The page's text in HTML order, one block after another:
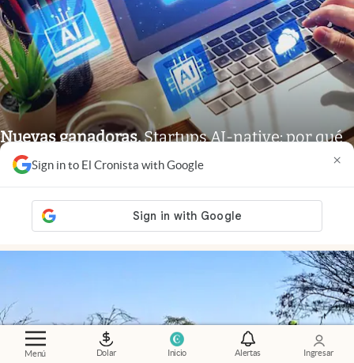
Menú Dolar Inicio Alertas Ingresar
Sign in to El Cronista with Google ×
Nuevas ganadoras.Startups AI-native: por qué
crecen más rápido y desafían a las empresas
tradicionales